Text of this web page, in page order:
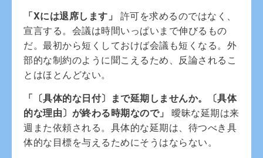
「Xには退席します」
許可を求めるのではなく、
宣言する。会議は時間いっぱいまで伸びるもの
だ。最初から短くしておけば会議も短くなる。外
部的な制約のように聞こえるため、反論されるこ
とはほとんどない。
「〔具体的な日付〕まで延期しませんか。〔具体
的な理由〕が終わる時期なので」
曖昧な延期は来
週また依頼される。具体的な延期は、待つべき具
体的な目標を与えるためにそうはならない。